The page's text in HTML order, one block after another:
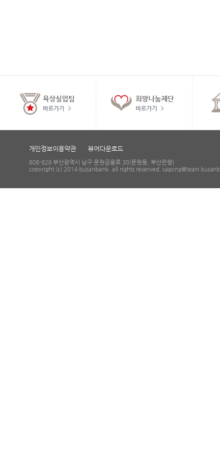
육상실업팀
바로가기
희망나눔재단
바로가기
개인정보이용약관 뷰어다운로드
608-828 부산광역시 남구 문현금융로 30(문현동, 부산은행)
copyright (c) 2014 busanbank. all rights reserved.